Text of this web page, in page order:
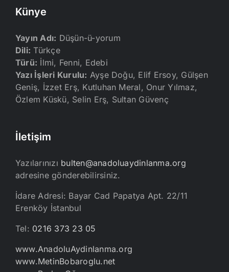
Künye
Yayın Adı: Düşün-ü-yorum
Dili: Türkçe
Türü: İlmi, Fenni, Edebi
Yazı İşleri Kurulu: Ayşe Doğu, Elif Ersoy, Gülşen
Geniş, İzzet Erş, Kutluhan Meral, Onur Yılmaz,
Özlem Küskü, Selin Erş, Sultan Güvenç
İletişim
Yazılarınızı bulten@anadoluaydinlanma.org
adresine gönderebilirsiniz.
İdare Adresi: Bayar Cad Papatya Apt. 22/11
Erenköy İstanbul
Tel: 0216 373 23 05
www.AnadoluAydinlanma.org
www.MetinBobaroglu.net